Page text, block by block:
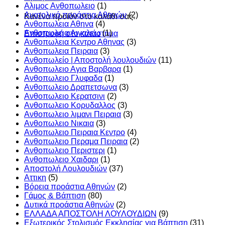
Κανένα προϊόν στο καλάθι σας.
Επιστροφή στο κατάστημα
Αλιμος Ανθοπωλειο (1)
Ανατολικά προάστια Αθηνών(2)
Ανθοπωλεια Αθηνα (4)
Ανθοπωλεια Αιγαλεω(1)
Ανθοπωλεια Κεντρο Αθηνας (3)
Ανθοπωλεια Πειραια (3)
Ανθοπωλείο | Αποστολή λουλουδιών (11)
Ανθοπωλειο Αγια Βαρβαρα (1)
Ανθοπωλειο Γλυφαδα (1)
Ανθοπωλειο Δραπετσωνα (3)
Ανθοπωλειο Κερατσινι (2)
Ανθοπωλειο Κορυδαλλος (3)
Ανθοπωλειο λιμανι Πειραια (3)
Ανθοπωλειο Νικαια (3)
Ανθοπωλειο Πειραια Κεντρο (4)
Ανθοπωλειο Περαμα Πειραια (2)
Ανθοπωλειο Περιστερι (1)
Ανθοπωλειο Χαιδαρι (1)
Αποστολή Λουλουδιών (37)
Αττικη (5)
Βόρεια προάστια Αθηνών (2)
Γάμος & Βάπτιση (80)
Δυτικά προάστια Αθηνών (2)
ΕΛΛΑΔΑ ΑΠΟΣΤΟΛΗ ΛΟΥΛΟΥΔΙΩΝ (9)
Εξωτερικός Στολισμός Εκκλησίας για Βάπτιση (31)